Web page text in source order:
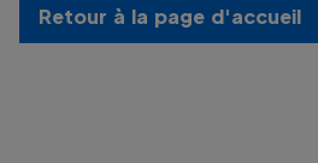
Retour à la page d'accueil